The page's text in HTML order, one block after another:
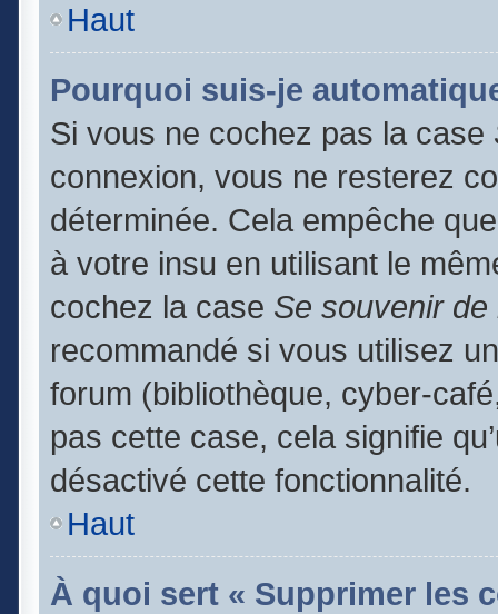
Haut
Pourquoi suis-je
Si vous ne cochez pas la case
connexion, vous ne resterez
déterminée. Cela empêche
à votre insu en utilisant le
cochez la case Se souvenir de
recommandé si vous utilisez
forum (bibliothèque, cyber-
pas cette case, cela signifie
désactivé cette fonctionnalité.
Haut
À quoi sert « Supprimer les